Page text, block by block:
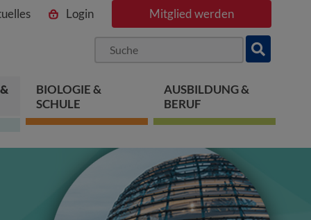
Login Mitglied werden
BIOLOGIE &
SCHULE
AUSBILDUNG &
BERUF